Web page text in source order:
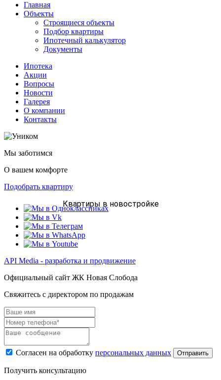
Главная
Объекты
Строящиеся объекты
Подбор квартиры
Ипотечный калькулятор
Документы
Ипотека
Акции
Вопросы
Новости
Галерея
О компании
Контакты
Мы заботимся
О вашем комфорте
Подобрать квартиру
Квартиры в новостройке
API Media - разработка и продвижение
Официальный сайт ЖК Новая Слобода
Свяжитесь с директором по продажам
Согласен на обработку персональных данных Отправить
Получить консультацию